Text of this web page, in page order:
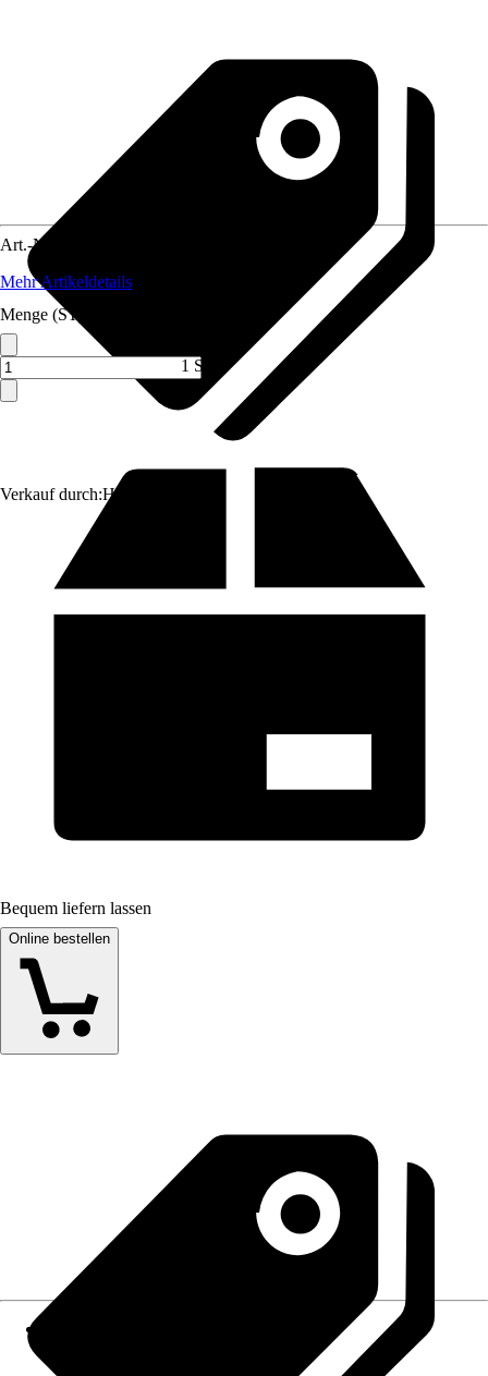
Verkauf durch:HORNBACH
Art.-Nr.
Mehr Artikeldetails
Menge (ST)
1 ST
Bequem liefern lassen
Online bestellen